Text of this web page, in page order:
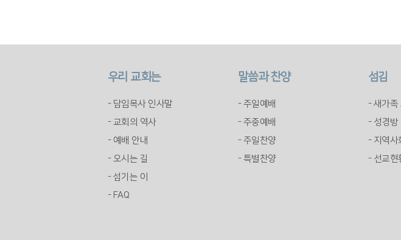
우리 교회는
- 담임목사 인사말
- 교회의 역사
- 예배 안내
- 오시는 길
- 섬기는 이
- FAQ
말씀과 찬양
- 주일예배
- 주중예배
- 주일찬양
- 특별찬양
섬김
- 새가족
- 성경방
- 지역사
- 선교현